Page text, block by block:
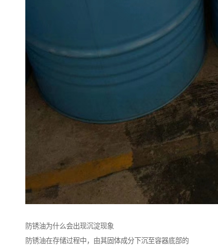
防锈油为什么会出现沉淀现象
防锈油在存储过程中，由其固体成分下沉至容器底部的